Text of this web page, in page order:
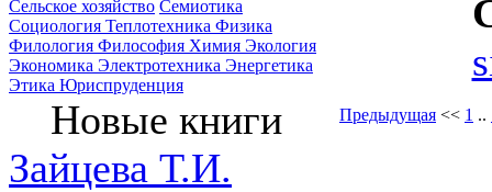
Сельское хозяйство Семиотика
Социология Теплотехника Физика
Филология Философия Химия Экология
Экономика Электротехника Энергетика
Этика Юриспруденция
Новые книги
Зайцева Т.И.
Предыдущая << 1 ..